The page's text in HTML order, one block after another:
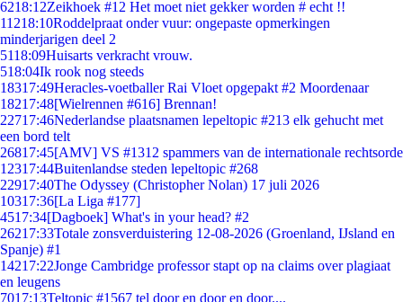
6218:12Zeikhoek #12 Het moet niet gekker worden # echt !!
11218:10Roddelpraat onder vuur: ongepaste opmerkingen
minderjarigen deel 2
5118:09Huisarts verkracht vrouw.
518:04Ik rook nog steeds
18317:49Heracles-voetballer Rai Vloet opgepakt #2 Moordenaar
18217:48[Wielrennen #616] Brennan!
22717:46Nederlandse plaatsnamen lepeltopic #213 elk gehucht met
een bord telt
26817:45[AMV] VS #1312 spammers van de internationale rechtsorde
12317:44Buitenlandse steden lepeltopic #268
22917:40The Odyssey (Christopher Nolan) 17 juli 2026
10317:36[La Liga #177]
4517:34[Dagboek] What's in your head? #2
26217:33Totale zonsverduistering 12-08-2026 (Groenland, IJsland en
Spanje) #1
14217:22Jonge Cambridge professor stapt op na claims over plagiaat
en leugens
7017:13Teltopic #1567 tel door en door en door....